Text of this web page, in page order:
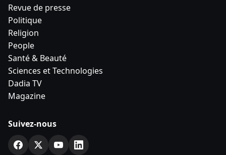
Revue de presse
Politique
Religion
People
Santé & Beauté
Sciences et Technologies
Dadia TV
Magazine
Suivez-nous